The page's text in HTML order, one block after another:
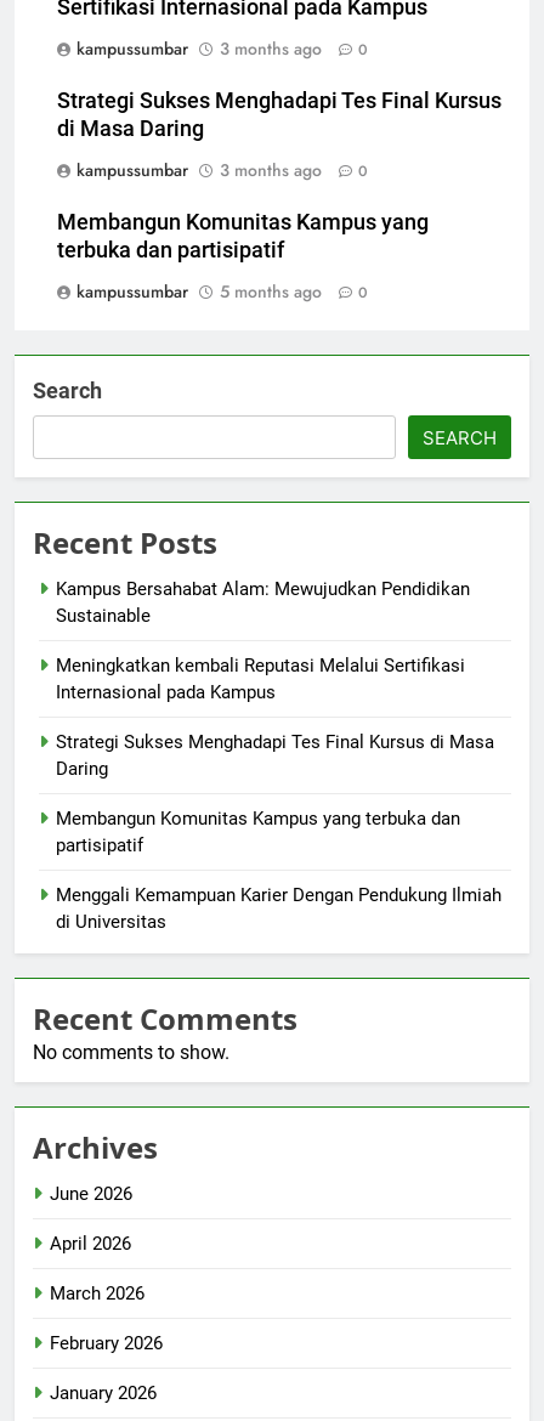
Sertifikasi Internasional pada Kampus
kampussumbar
3 months ago 0
Strategi Sukses Menghadapi Tes Final Kursus
di Masa Daring
kampussumbar
3 months ago 0
Membangun Komunitas Kampus yang
terbuka dan partisipatif
kampussumbar
5 months ago 0
Search
SEARCH
Recent Posts
Kampus Bersahabat Alam: Mewujudkan Pendidikan
Sustainable
Meningkatkan kembali Reputasi Melalui Sertifikasi
Internasional pada Kampus
Strategi Sukses Menghadapi Tes Final Kursus di Masa
Daring
Membangun Komunitas Kampus yang terbuka dan
partisipatif
Menggali Kemampuan Karier Dengan Pendukung Ilmiah
di Universitas
Recent Comments
No comments to show.
Archives
June 2026
April 2026
March 2026
February 2026
January 2026